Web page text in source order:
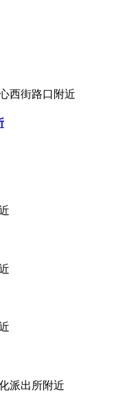
西街路口附近
派出所附近